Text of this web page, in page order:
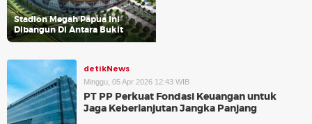
Stadion Megah Papua Ini
Dibangun Di Antara Bukit
detikNews
Minggu, 05 Apr 2026 12:43 WIB
PT PP Perkuat Fondasi Keuangan untuk
Jaga Keberlanjutan Jangka Panjang